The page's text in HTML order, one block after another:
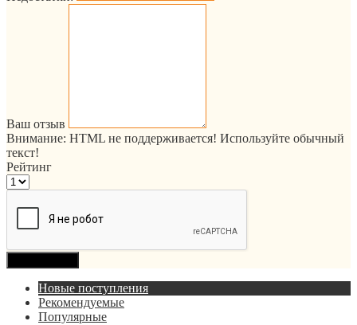
Ваш отзыв
Внимание: HTML не поддерживается! Используйте обычный
текст!
Рейтинг
Новые поступления
Рекомендуемые
Популярные